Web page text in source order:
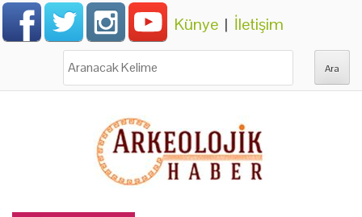
Künye | İletişim